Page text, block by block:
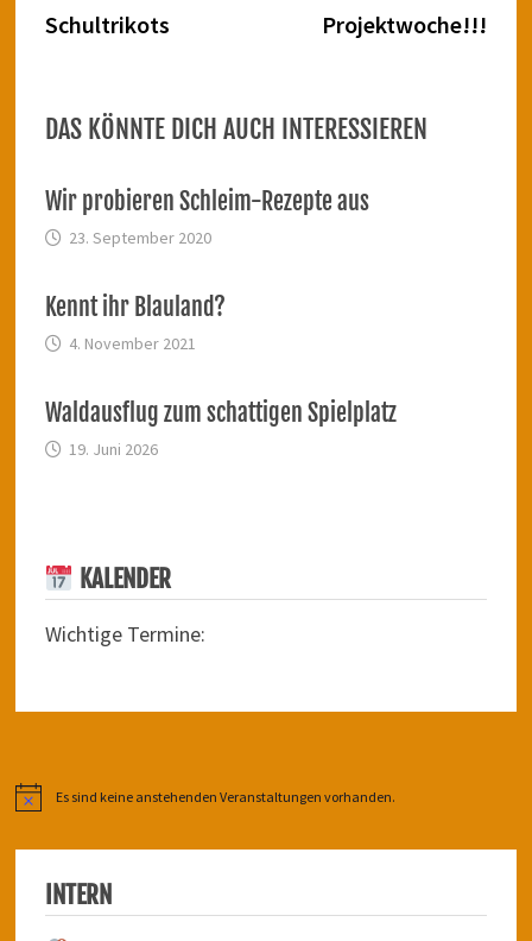
Schultrikots
Projektwoche!!!
DAS KÖNNTE DICH AUCH INTERESSIEREN
Wir probieren Schleim-Rezepte aus
23. September 2020
Kennt ihr Blauland?
4. November 2021
Waldausflug zum schattigen Spielplatz
19. Juni 2026
KALENDER
Wichtige Termine:
HinweisEs sind keine anstehenden Veranstaltungen vorhanden.
INTERN